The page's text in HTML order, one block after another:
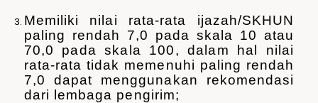
Memiliki nilai rata-rata ijazah/SKHUN
paling rendah 7,0 pada skala 10 atau
70,0 pada skala 100, dalam hal nilai
rata-rata tidak memenuhi paling rendah
7,0 dapat menggunakan rekomendasi
dari lembaga pengirim;